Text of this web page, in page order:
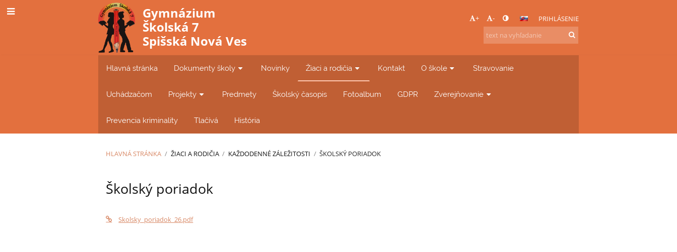
Gymnázium
Školská 7
Spišská Nová Ves
+ - PRIHLÁSENIE
Hlavná stránka Dokumenty školy Novinky Žiaci a rodičia Kontakt O škole Stravovanie
Uchádzačom Projekty Predmety Školský časopis Fotoalbum GDPR Zverejňovanie
Prevencia kriminality Tlačívá História
HLAVNÁ STRÁNKA / ŽIACI A RODIČIA / KAŽDODENNÉ ZÁLEŽITOSTI / ŠKOLSKÝ PORIADOK
Školský
poriadok
Školský poriadok
Skolsky_poriadok_26.pdf